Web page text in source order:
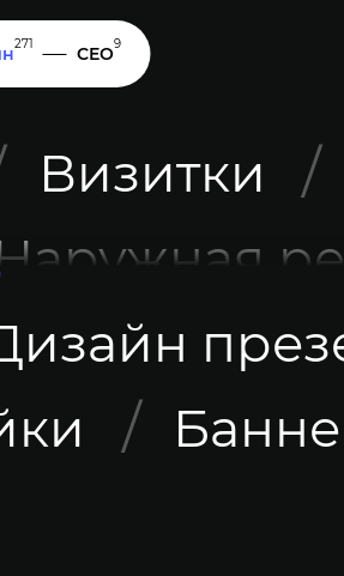
271 СЕО9
Визитки